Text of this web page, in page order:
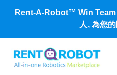
Skip
content
Rent-A-Robot™ Win
人, 為您